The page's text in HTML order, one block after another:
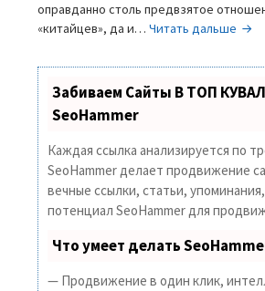
оправданно столь предвзятое
«китайцев», да и…Читать дальше Lifan
—
Забиваем Сайты В ТОП
SeoHammer
Каждая ссылка анализируется по
SeoHammer делает продвижение
вечные ссылки, статьи,
потенциал SeoHammer для
Что умеет делать
— Продвижение в один клик,